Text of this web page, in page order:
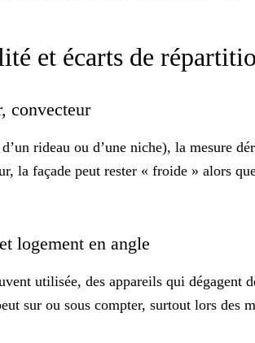
et écarts de
convecteur
rideau ou d’une niche), la mesure
la façade peut rester « froide » alors
logement en angle
utilisée, des appareils qui dégagent
sur ou sous compter, surtout lors des